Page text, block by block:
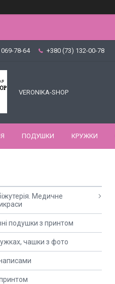
78-64 +380 (73) 132-00-78
VERONIKA-SHOP
ПОДУШКИ КРУЖКИ
Медичне
подушки з принтом
чашки з фото